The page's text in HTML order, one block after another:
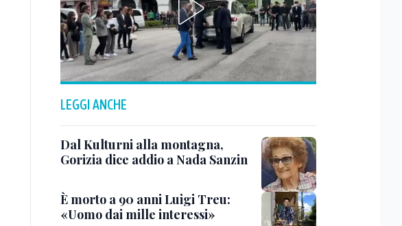
LEGGI ANCHE
Dal Kulturni alla montagna,
Gorizia dice addio a Nada Sanzin
È morto a 90 anni Luigi Treu:
«Uomo dai mille interessi»